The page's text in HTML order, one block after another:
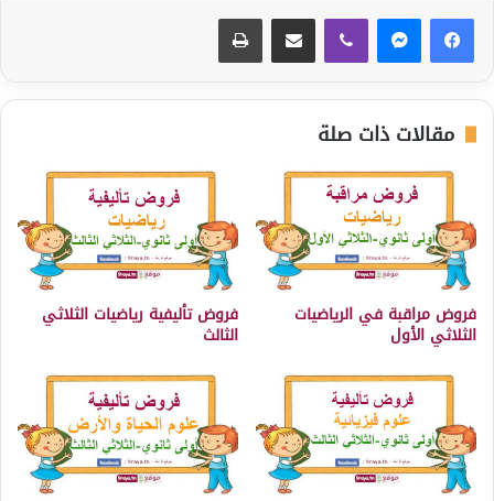
مقالات ذات صلة
فروض مراقبة في الرياضيات
الثلاثي الأول
فروض تأليفية رياضيات الثلاثي
الثالث